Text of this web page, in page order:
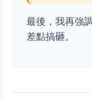
最後，我再強
差點搞砸。